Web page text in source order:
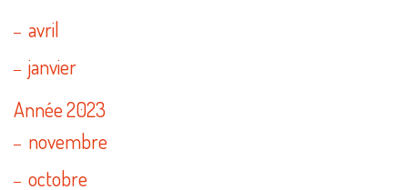
avril
janvier
Année 2023
novembre
octobre